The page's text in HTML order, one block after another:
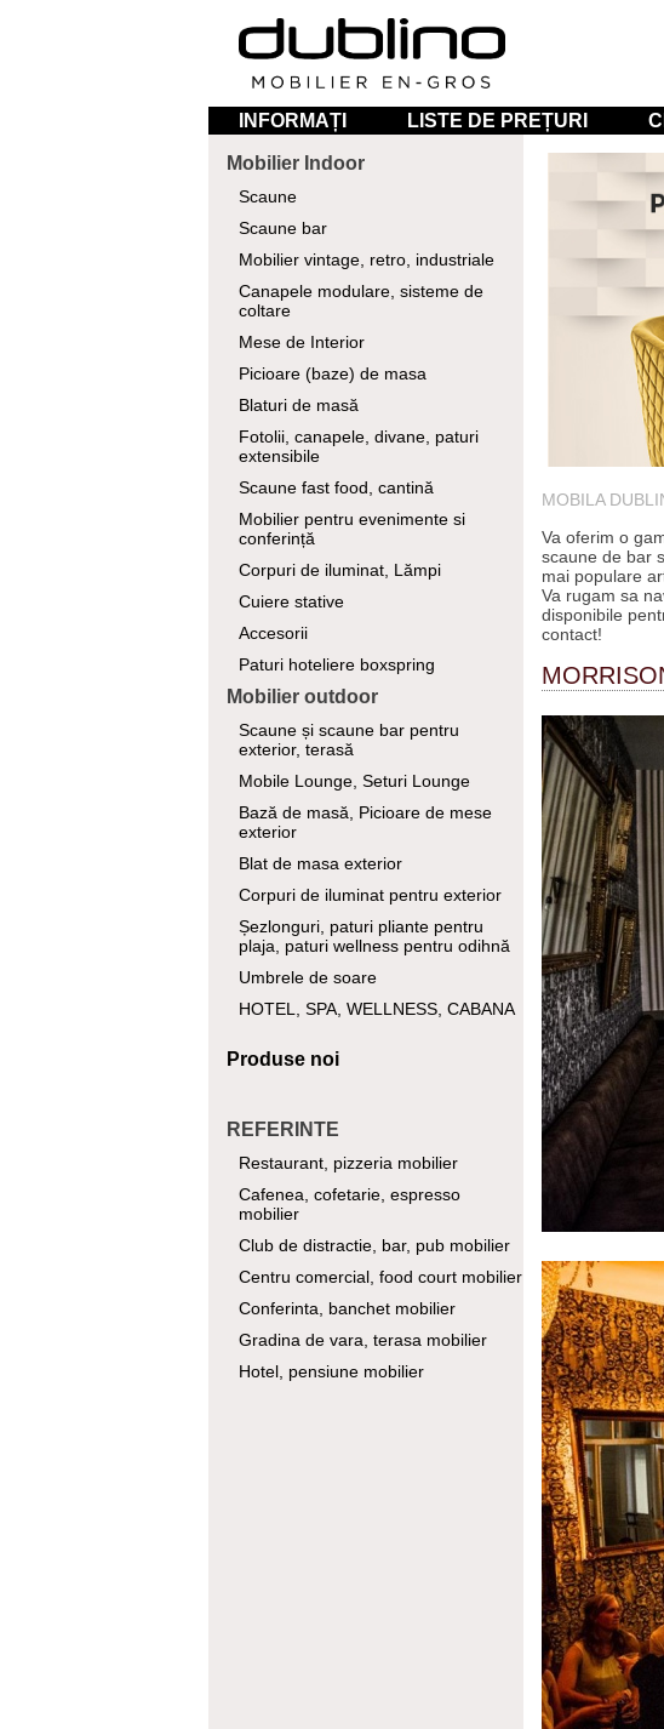
INFORMAȚI LISTE DE PREȚURI
Mobilier Indoor
Scaune
Scaune bar
Mobilier vintage, retro, industriale
Canapele modulare, sisteme de
coltare
Mese de Interior
Picioare (baze) de masa
Blaturi de masă
Fotolii, canapele, divane, paturi
extensibile
Scaune fast food, cantină
Mobilier pentru evenimente si
conferință
Corpuri de iluminat, Lămpi
Cuiere stative
Accesorii
Paturi hoteliere boxspring
Mobilier outdoor
Scaune și scaune bar pentru
exterior, terasă
Mobile Lounge, Seturi Lounge
Bază de masă, Picioare de mese
exterior
Blat de masa exterior
Corpuri de iluminat pentru exterior
Șezlonguri, paturi pliante pentru
plaja, paturi wellness pentru odihnă
Umbrele de soare
HOTEL, SPA, WELLNESS, CABANA
Produse noi
REFERINTE
Restaurant, pizzeria mobilier
Cafenea, cofetarie, espresso
mobilier
Club de distractie, bar, pub mobilier
Centru comercial, food court mobilier
Conferinta, banchet mobilier
Gradina de vara, terasa mobilier
Hotel, pensiune mobilier
MOBILA
Va oferim o
scaune de bar
mai populare
Va rugam sa
disponibile
contact!